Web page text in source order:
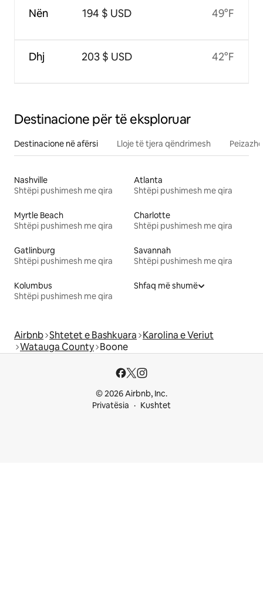
Nën
Dhj
194 $ USD
203 $ USD
49°F
42°F
Destinacione për të eksploruar
Destinacione në afërsi Lloje të tjera qëndrimesh
Nashville
Shtëpi pushimesh me qira
Atlanta
Shtëpi pushimesh me qira
Myrtle Beach
Shtëpi pushimesh me qira
Charlotte
Shtëpi pushimesh me qira
Gatlinburg
Shtëpi pushimesh me qira
Savannah
Shtëpi pushimesh me qira
Kolumbus
Shtëpi pushimesh me qira
Shfaq më shumë
Airbnb Shtetet e Bashkuara Karolina e Veriut
Watauga County Boone
© 2026 Airbnb, Inc.
Privatësia
Kushtet